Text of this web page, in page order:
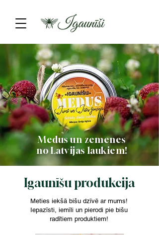
Medus un zemenes
no Latvijas laukiem!
Igaunīšu produkcija
Meties iekšā bišu dzīvē ar mums!
Iepazīsti, iemīli un pierodi pie bišu
radītiem produktiem!